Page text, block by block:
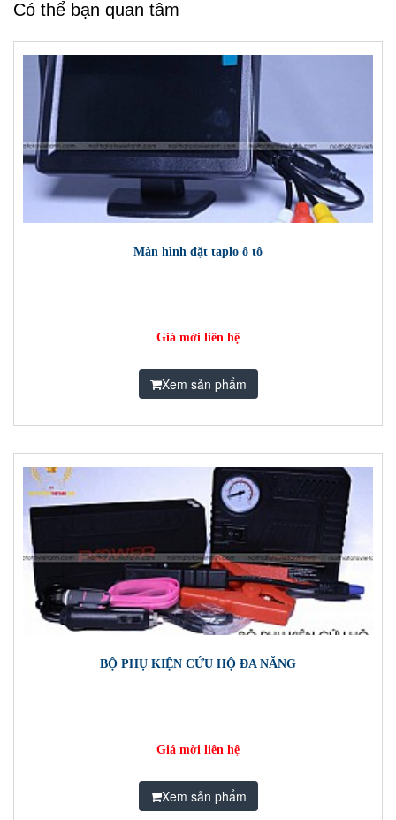
Có thể bạn quan tâm
Màn hình đặt taplo ô tô
Giá mời liên hệ
Xem sản phẩm
BỘ PHỤ KIỆN CỨU HỘ ĐA NĂNG
Giá mời liên hệ
Xem sản phẩm